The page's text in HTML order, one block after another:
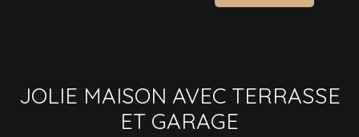
JOLIE MAISON AVEC TERRASSE
ET GARAGE